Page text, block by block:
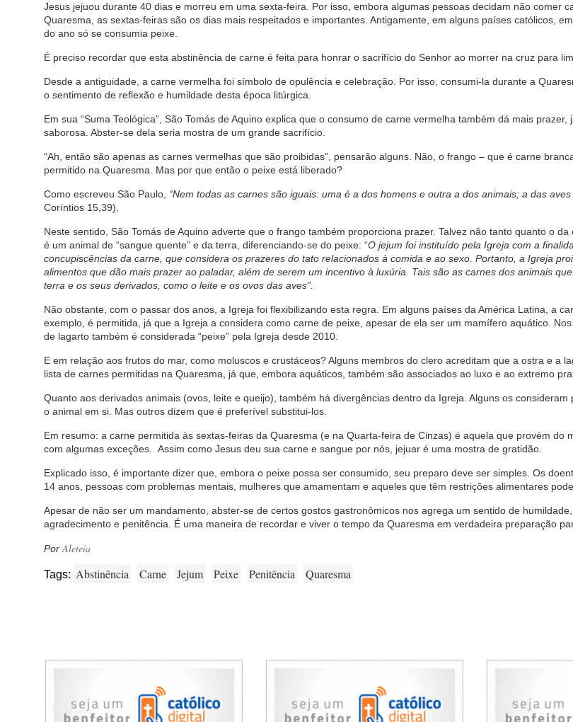
Jesus jejuou durante 40 dias e morreu em uma sexta-feira. Por isso, embora algumas pessoas decidam não comer
Quaresma, as sextas-feiras são os dias mais respeitados e importantes. Antigamente, em alguns países católicos,
do ano só se consumia peixe.
É preciso recordar que esta abstinência de carne é feita para honrar o sacrifício do Senhor ao morrer na cruz para
Desde a antiguidade, a carne vermelha foi símbolo de opulência e celebração. Por isso, consumi-la durante a
o sentimento de reflexão e humildade desta época litúrgica.
Em sua “Suma Teológica”, São Tomás de Aquino explica que o consumo de carne vermelha também dá mais prazer,
saborosa. Abster-se dela seria mostra de um grande sacrifício.
“Ah, então são apenas as carnes vermelhas que são proibidas”, pensarão alguns. Não, o frango – que é carne
permitido na Quaresma. Mas por que então o peixe está liberado?
Como escreveu São Paulo, “Nem todas as carnes são iguais: uma é a dos homens e outra a dos animais; a das
Coríntios 15,39).
Neste sentido, São Tomás de Aquino adverte que o frango também proporciona prazer. Talvez não tanto quanto o
é um animal de “sangue quente” e da terra, diferenciando-se do peixe: “O jejum foi instituído pela Igreja com a
concupiscências da carne, que considera os prazeres do tato relacionados à comida e ao sexo. Portanto, a Igreja
alimentos que dão mais prazer ao paladar, além de serem um incentivo à luxúria. Tais são as carnes dos animais
terra e os seus derivados, como o leite e os ovos das aves”.
Não obstante, com o passar dos anos, a Igreja foi flexibilizando esta regra. Em alguns países da América Latina, a
exemplo, é permitida, já que a Igreja a considera como carne de peixe, apesar de ela ser um mamífero aquático.
de lagarto também é considerada “peixe” pela Igreja desde 2010.
E em relação aos frutos do mar, como moluscos e crustáceos? Alguns membros do clero acreditam que a ostra e a
lista de carnes permitidas na Quaresma, já que, embora aquáticos, também são associados ao luxo e ao extremo
Quanto aos derivados animais (ovos, leite e queijo), também há divergências dentro da Igreja. Alguns os consideram
o animal em si. Mas outros dizem que é preferível substitui-los.
Em resumo: a carne permitida às sextas-feiras da Quaresma (e na Quarta-feira de Cinzas) é aquela que provém do
com algumas exceções.
Assim como Jesus deu sua carne e sangue por nós, jejuar é uma mostra de gratidão.
Explicado isso, é importante dizer que, embora o peixe possa ser consumido, seu preparo deve ser simples. Os
14 anos, pessoas com problemas mentais, mulheres que amamentam e aqueles que têm restrições alimentares
Apesar de não ser um mandamento, abster-se de certos gostos gastronômicos nos agrega um sentido de humildade,
agradecimento e penitência. É uma maneira de recordar e viver o tempo da Quaresma em verdadeira preparação
Por Aleteia
Tags: Abstinência Carne Jejum Peixe Penitência Quaresma